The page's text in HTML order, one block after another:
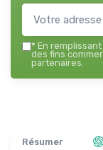
* En
des fins
partenaires.
Résumer